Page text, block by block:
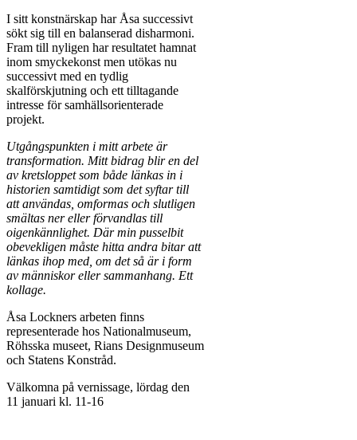
I sitt konstnärskap har Åsa successivt
sökt sig till en balanserad disharmoni.
Fram till nyligen har resultatet hamnat
inom smyckekonst men utökas nu
successivt med en tydlig
skalförskjutning och ett tilltagande
intresse för samhällsorienterade
projekt.
Utgångspunkten i mitt arbete är
transformation. Mitt bidrag blir en del
av kretsloppet som både länkas in i
historien samtidigt som det syftar till
att användas, omformas och slutligen
smältas ner eller förvandlas till
oigenkännlighet. Där min pusselbit
obevekligen måste hitta andra bitar att
länkas ihop med, om det så är i form
av människor eller sammanhang. Ett
kollage.
Åsa Lockners arbeten finns
representerade hos Nationalmuseum,
Röhsska museet, Rians Designmuseum
och Statens Konstråd.
Välkomna på vernissage, lördag den
11 januari kl. 11-16